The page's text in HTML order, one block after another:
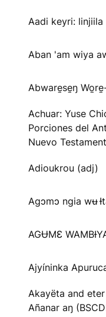
Aadi keyri:
Aban 'am wiya
Abware̱se̱ŋ
Achuar: Yuse
Porciones del
Nuevo
Adioukrou (adj)
Agɔmɔ ngia wʉ
AGɄMƐ
Ajyíninka
Akayëta and
Añanar aŋ